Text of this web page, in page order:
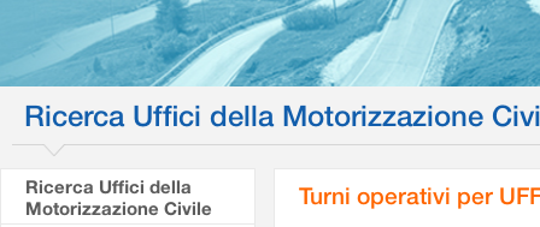
Ricerca Uffici della Motorizzazione
Ricerca Uffici della
Motorizzazione Civile
Turni operativi per